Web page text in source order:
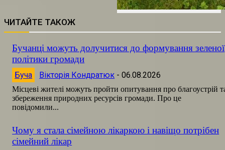
ЧИТАЙТЕ ТАКОЖ
Бучанці можуть долучитися до формування зеленої
політики громади
Буча Вікторія Кондратюк - 06.08.2026
Місцеві жителі можуть пройти опитування про благоустрій
збереження природних ресурсів громади. Про це
повідомили...
Чому я стала сімейною лікаркою і навіщо потрібен
сімейний лікар